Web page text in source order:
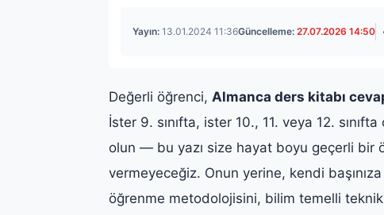
Yayın: 13.01.2024 11:36Güncelleme: 27.07.2026 14:50
Değerli öğrenci, Almanca ders kitabı
İster 9. sınıfta, ister 10., 11. veya 12.
olun — bu yazı size hayat boyu geçerli bir
vermeyeceğiz. Onun yerine, kendi
öğrenme metodolojisini, bilim temelli